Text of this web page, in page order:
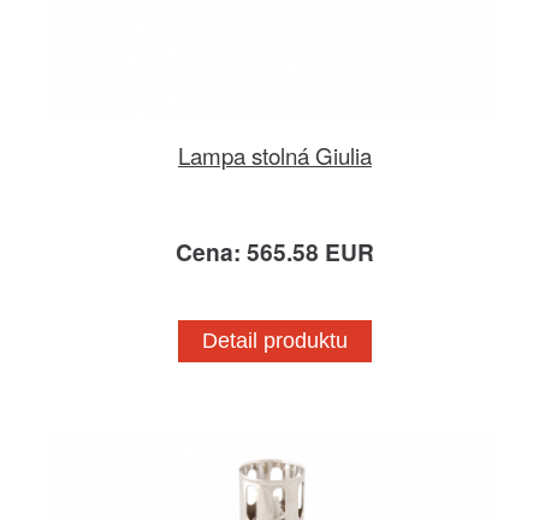
Lampa stolná Giulia
Cena: 565.58 EUR
Detail produktu